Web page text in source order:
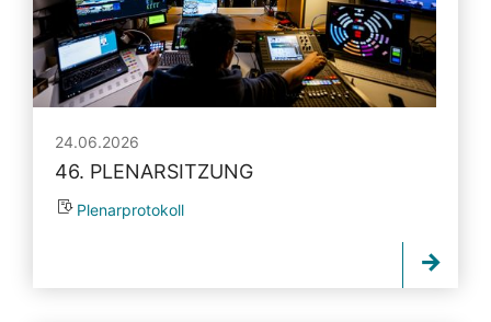
24.06.2026
46. PLENARSITZUNG
Plenarprotokoll